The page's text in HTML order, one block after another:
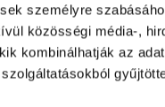
személyre
közösségi média-,
kombinálhatják az
6/a.
Dr.